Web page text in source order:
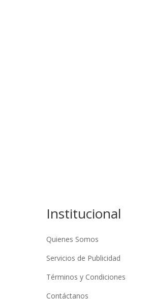
Institucional
Quienes Somos
Servicios de Publicidad
Términos y Condiciones
Contáctanos